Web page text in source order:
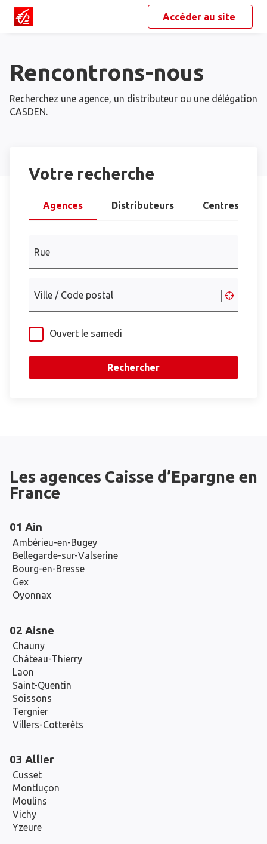
Accéder au site
Rencontrons-nous
Recherchez une agence, un distributeur ou une délégation
CASDEN.
Votre recherche
Agences Distributeurs Centres
Rue
Ville / Code postal
Ouvert le samedi
Rechercher
Les agences Caisse d’Epargne en
France
01 Ain
Ambérieu-en-Bugey
Bellegarde-sur-Valserine
Bourg-en-Bresse
Gex
Oyonnax
02 Aisne
Chauny
Château-Thierry
Laon
Saint-Quentin
Soissons
Tergnier
Villers-Cotterêts
03 Allier
Cusset
Montluçon
Moulins
Vichy
Yzeure